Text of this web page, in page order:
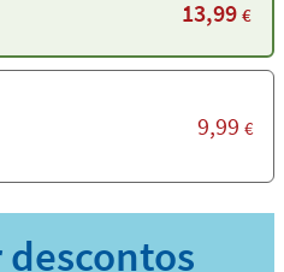
13,99 €
9,99 €